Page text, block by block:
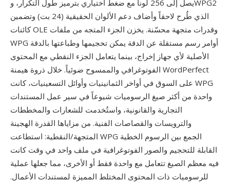
يصل إلى 256 لوناً مع ضغط اختياري بترميز طول التكرار، وWPG2
الذي طُرح لاحقاً وأضاف دعم الألوان الحقيقية (24 بت) وتضمين
كائنات OLE وقدرات متجهة محسّنة. يخزن الجزء المتجه من ملفات
WPG أوامر رسم مستقلة عن الدقة يمكن تحجيمها وطباعتها بالدقة
الأصلية لأي جهاز إخراج، بينما يتعامل الجزء النقطي مع المحتوى
الفوتوغرافي والممسوح ضوئياً. خلال ذروة هيمنة WordPerfect
على السوق في أواخر الثمانينيات وأوائل التسعينيات، كانت WPG
واحدة من أكثر صيغ الرسوميات شيوعاً في سير عمل المستندات
التجارية والقانونية، واستُخدمت للشعارات والمخططات
والترويسات والقصاصات الفنية. من مزاياها القدرة الهجينة
المتجهة/النقطية: استطاعت WPG الجمع بين الرسوم الخطية
القابلة للتحجيم والصور الفوتوغرافية في ملف واحد في وقت كانت
فيه معظم الصيغ تتعامل مع واحدة فقط أو الأخرى، مما جعلها عملية
للرسوميات ذات المحتوى المختلط المميزة لمستندات الأعمال.